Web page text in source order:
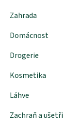
Zahrada
Domácnost
Drogerie
Kosmetika
Láhve
Zachraň a ušetři